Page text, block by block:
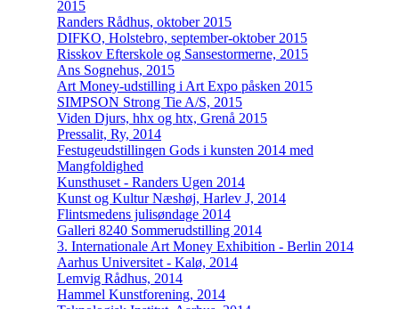
2015
Randers Rådhus, oktober 2015
DIFKO, Holstebro, september-oktober 2015
Risskov Efterskole og Sansestormerne, 2015
Ans Sognehus, 2015
Art Money-udstilling i Art Expo påsken 2015
SIMPSON Strong Tie A/S, 2015
Viden Djurs, hhx og htx, Grenå 2015
Pressalit, Ry, 2014
Festugeudstillingen Gods i kunsten 2014 med
Mangfoldighed
Kunsthuset - Randers Ugen 2014
Kunst og Kultur Næshøj, Harlev J, 2014
Flintsmedens julisøndage 2014
Galleri 8240 Sommerudstilling 2014
3. Internationale Art Money Exhibition - Berlin 2014
Aarhus Universitet - Kalø, 2014
Lemvig Rådhus, 2014
Hammel Kunstforening, 2014